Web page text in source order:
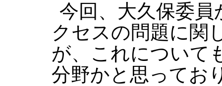
今回、大久保委
クセスの問題に関
が、これについて
分野かと思ってお